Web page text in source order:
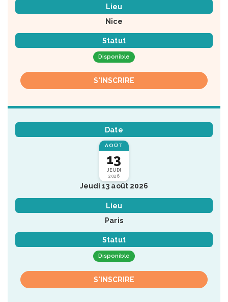
Lieu
Nice
Statut
Disponible
S'INSCRIRE
Date
AOÛT
13
JEUDI
2026
Jeudi 13 août 2026
Lieu
Paris
Statut
Disponible
S'INSCRIRE